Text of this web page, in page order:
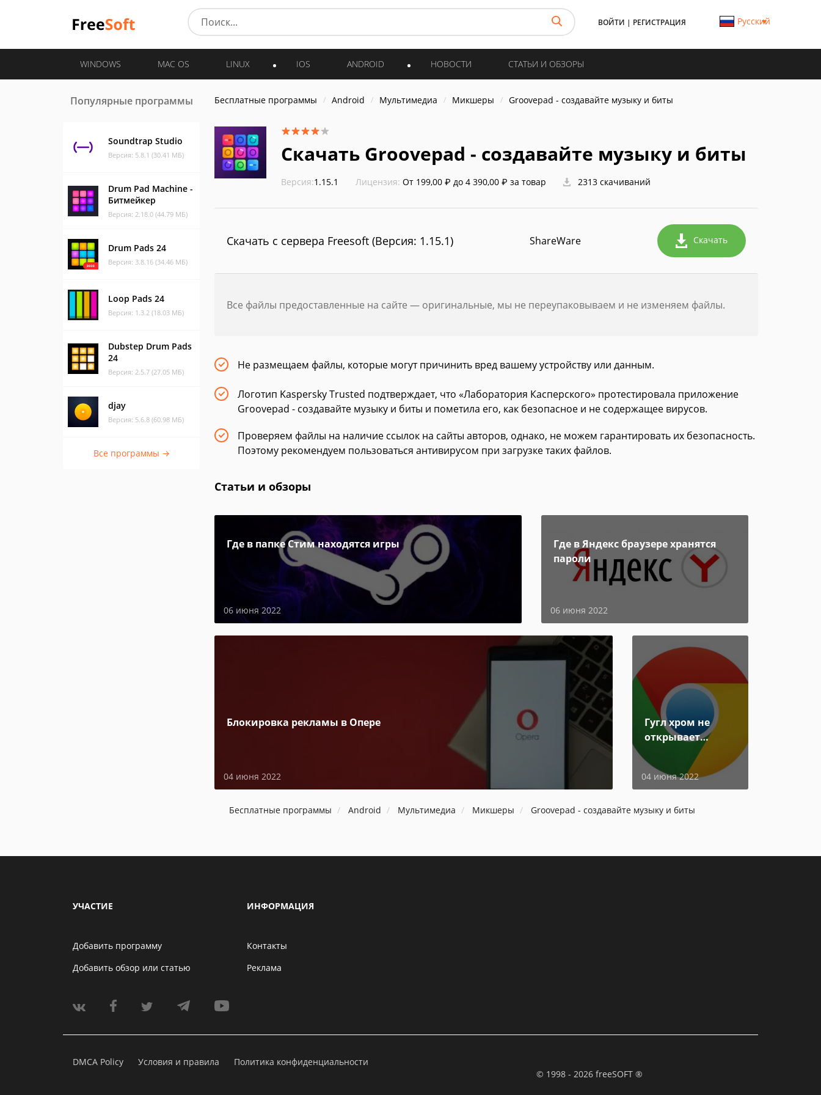
ВОЙТИ | РЕГИСТРАЦИЯ Русский
WINDOWS MAC OS LINUX IOS ANDROID НОВОСТИ СТАТЬИ И ОБЗОРЫ
Популярные программы
Soundtrap Studio
Версия: 5.8.1 (30.41 МБ)
Drum Pad Machine -
Битмейкер
Версия: 2.18.0 (44.79 МБ)
Drum Pads 24
Версия: 3.8.16 (34.46 МБ)
Loop Pads 24
Версия: 1.3.2 (18.03 МБ)
Dubstep Drum Pads
24
Версия: 2.5.7 (27.05 МБ)
djay
Версия: 5.6.8 (60.98 МБ)
Все программы →
Бесплатные программы Android Мультимедиа Микшеры Groovepad - создавайте музыку и биты
Скачать Groovepad - создавайте музыку и биты
Версия:1.15.1 Лицензия: От 199,00 ₽ до 4 390,00 ₽ за товар 2313 скачиваний
Скачать с сервера Freesoft (Версия: 1.15.1) ShareWare Скачать
Все файлы предоставленные на сайте — оригинальные, мы не переупаковываем и не изменяем файлы.
Не размещаем файлы, которые могут причинить вред вашему устройству или данным.
Логотип Kaspersky Trusted подтверждает, что «Лаборатория Касперского» протестировала приложение
Groovepad - создавайте музыку и биты и пометила его, как безопасное и не содержащее вирусов.
Проверяем файлы на наличие ссылок на сайты авторов, однако, не можем гарантировать их безопасность.
Поэтому рекомендуем пользоваться антивирусом при загрузке таких файлов.
Статьи и обзоры
Где в папке Стим находятся игры
06 июня 2022
Где в Яндекс браузере хранятся
пароли
06 июня 2022
Блокировка рекламы в Опере
04 июня 2022
Гугл хром не
открывает
04 июня 2022
Бесплатные программы Android Мультимедиа Микшеры Groovepad - создавайте музыку и биты
УЧАСТИЕ
Добавить программу
Добавить обзор или статью
ИНФОРМАЦИЯ
Контакты
Реклама
DMCA Policy Условия и правила
Политика конфиденциальности
© 1998 - 2026 freeSOFT ®